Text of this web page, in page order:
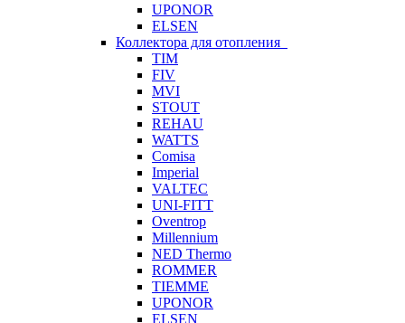
UPONOR
ELSEN
Коллектора для отопления
TIM
FIV
MVI
STOUT
REHAU
WATTS
Comisa
Imperial
VALTEC
UNI-FITT
Oventrop
Millennium
NED Thermo
ROMMER
TIEMME
UPONOR
ELSEN